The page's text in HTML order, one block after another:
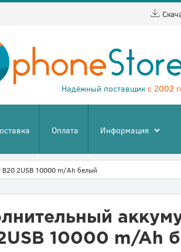
Надёжный поставщик с 2002
Оплата Информация
B20 2USB 10000 m/Ah белый
10000 m/Ah